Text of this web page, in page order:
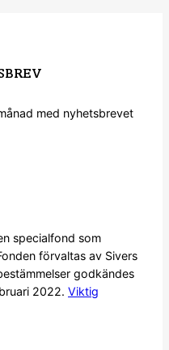
med nyhetsbrevet
specialfond som
förvaltas av Sivers
godkändes
2022. Viktig